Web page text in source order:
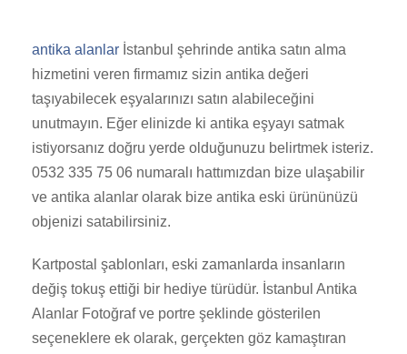
antika alanlar İstanbul şehrinde antika satın alma
hizmetini veren firmamız sizin antika değeri
taşıyabilecek eşyalarınızı satın alabileceğini
unutmayın. Eğer elinizde ki antika eşyayı satmak
istiyorsanız doğru yerde olduğunuzu belirtmek isteriz.
0532 335 75 06 numaralı hattımızdan bize ulaşabilir
ve antika alanlar olarak bize antika eski ürününüzü
objenizi satabilirsiniz.
Kartpostal şablonları, eski zamanlarda insanların
değiş tokuş ettiği bir hediye türüdür. İstanbul Antika
Alanlar Fotoğraf ve portre şeklinde gösterilen
seçeneklere ek olarak, gerçekten göz kamaştıran